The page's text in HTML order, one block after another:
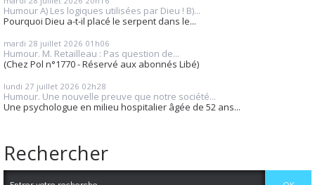
Humour A) Les logiques utilisées par Dieu ! B)...
Pourquoi Dieu a-t-il placé le serpent dans le...
mardi 28 juillet 2026 01h06
Humour. M. Retailleau : Pas question de...
(Chez Pol n°1770 - Réservé aux abonnés Libé)
lundi 27 juillet 2026 02h28
Humour. Une nouvelle preuve que notre société...
Une psychologue en milieu hospitalier âgée de 52 ans...
Rechercher